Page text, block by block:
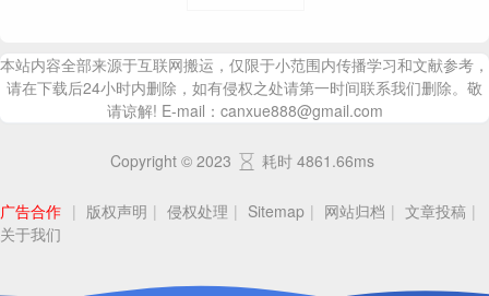
本站内容全部来源于互联网搬运，仅限于小范围内传播学习和文献参考，
请在下载后24小时内删除，如有侵权之处请第一时间联系我们删除。敬
请谅解! E-mail：canxue888@gmail.com
Copyright © 2023 耗时 4861.66ms
广告合作 | 版权声明 | 侵权处理 | Sitemap | 网站归档 | 文章投稿 |
关于我们